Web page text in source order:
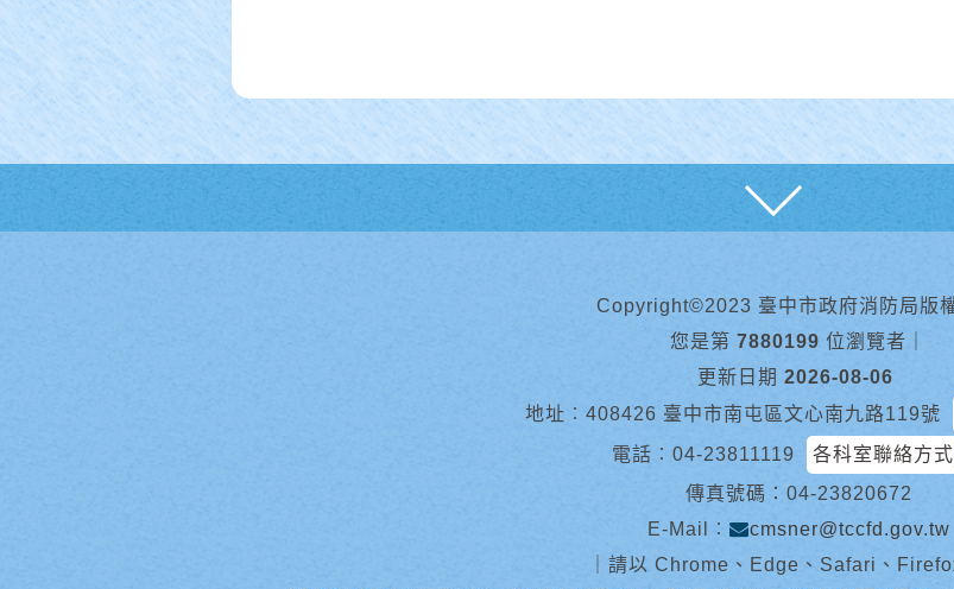
Copyright©2023 臺中市政府消防局版
您是第 7880199 位瀏覽者
更新日期 2026-08-06
地址︰408426 臺中市南屯區文心南九路119號
電話︰ 04-23811119 各科室聯絡方式
傳真號碼：04-23820672
E-Mail︰
cmsner@tccfd.gov.tw
請以 Chrome、Edge、Safari、